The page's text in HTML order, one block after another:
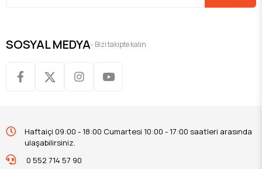
SOSYAL MEDYA- Bizi takipte kalın
Haftaiçi 09:00 - 18:00 Cumartesi 10:00 - 17:00 saatleri arasında
ulaşabilirsiniz.
0 552 714 57 90